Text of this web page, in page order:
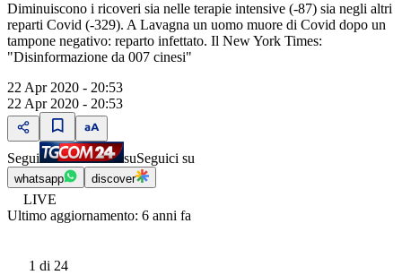
Diminuiscono i ricoveri sia nelle terapie intensive (-87) sia negli altri
reparti Covid (-329). A Lavagna un uomo muore di Covid dopo un
tampone negativo: reparto infettato. Il New York Times:
"Disinformazione da 007 cinesi"
22 Apr 2020 - 20:53
22 Apr 2020 - 20:53
Segui suSeguici su
whatsapp discover
LIVE
Ultimo aggiornamento: 6 anni fa
1 di 24